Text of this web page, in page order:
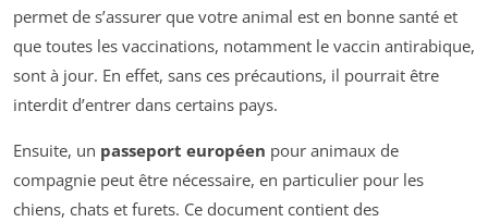
permet de s’assurer que votre animal est en bonne santé et
que toutes les vaccinations, notamment le vaccin antirabique,
sont à jour. En effet, sans ces précautions, il pourrait être
interdit d’entrer dans certains pays.
Ensuite, un passeport européen pour animaux de
compagnie peut être nécessaire, en particulier pour les
chiens, chats et furets. Ce document contient des